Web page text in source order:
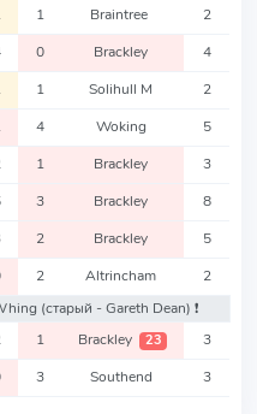
1 Braintree 2
0 Brackley 4
1 Solihull M 2
4 Woking 5
1 Brackley 3
3 Brackley 8
2 Brackley 5
2 Altrincham
2
(старый - Gareth Dean) ❗️
1 Brackley 23 3
3 Southend 3